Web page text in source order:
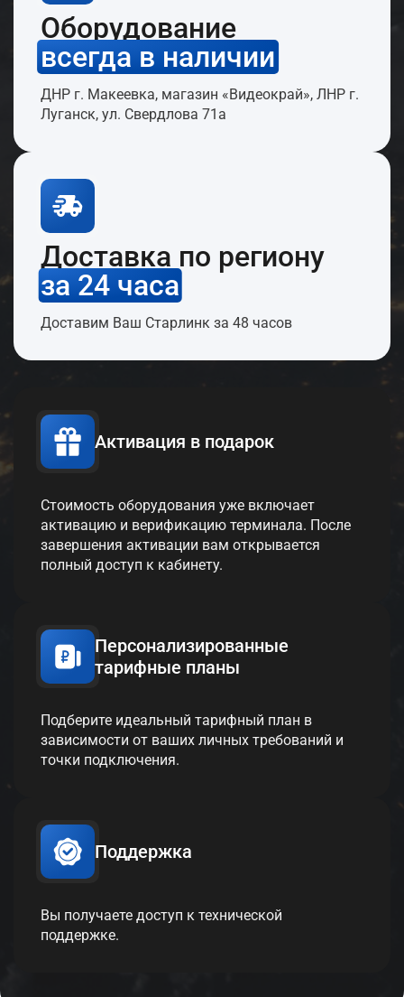
Оборудование
всегда в наличии
ДНР г. Макеевка, магазин «Видеокрай», ЛНР г.
Луганск, ул. Свердлова 71а
Доставка по региону
за 24 часа
Доставим Ваш Старлинк за 48 часов
Активация в подарок
Стоимость оборудования уже включает
активацию и верификацию терминала. После
завершения активации вам открывается
полный доступ к кабинету.
Персонализированные
тарифные планы
Подберите идеальный тарифный план в
зависимости от ваших личных требований и
точки подключения.
Поддержка
Вы получаете доступ к технической
поддержке.